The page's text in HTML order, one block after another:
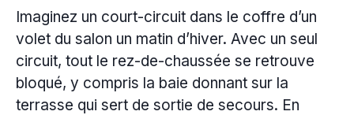
Imaginez un court-circuit dans le coffre d’un
volet du salon un matin d’hiver. Avec un seul
circuit, tout le rez-de-chaussée se retrouve
bloqué, y compris la baie donnant sur la
terrasse qui sert de sortie de secours. En